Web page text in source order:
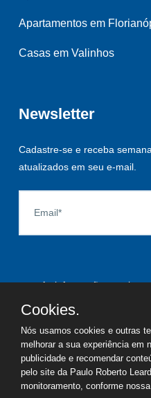
Apartamentos em
Casas em Valinhos
Newsletter
Cadastre-se e receba
atualizados em seu e-mail.
As informações aqui
proprietário do imóvel e
©2026Copyright - Paulo
Cookies.
Nós usamos cookies e outras
melhorar a sua experiência em
publicidade e recomendar
pelo site da Paulo Roberto
monitoramento, conforme nossa